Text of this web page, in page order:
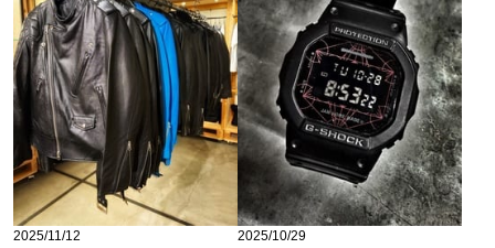
2025/11/12 2025/10/29